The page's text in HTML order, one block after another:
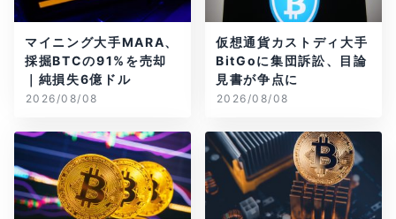
マイニング大手MARA、
採掘BTCの91%を売却
｜純損失6億ドル
2026/08/08
仮想通貨カストディ大手
BitGoに集団訴訟、目論
見書が争点に
2026/08/08